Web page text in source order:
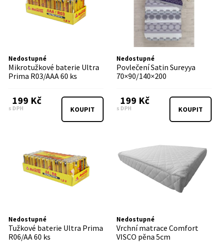
Nedostupné
Mikrotužkové baterie Ultra
Prima R03/AAA 60 ks
199 Kč
s DPH KOUPIT
Nedostupné
Povlečení Satin Sureyya
70×90/140×200
199 Kč
s DPH KOUPIT
Nedostupné
Tužkové baterie Ultra Prima
R06/AA 60 ks
Nedostupné
Vrchní matrace Comfort
VISCO pěna 5cm